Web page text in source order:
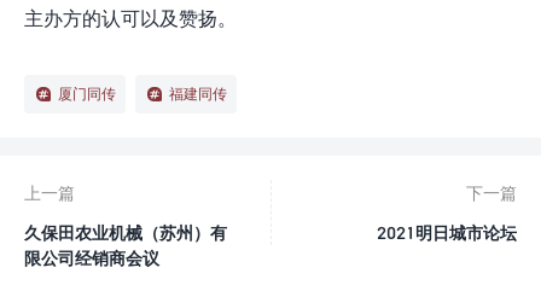
主办方的认可以及赞扬。
厦门同传 福建同传
上一篇
久保田农业机械（苏州）有
限公司经销商会议
下一篇
2021明日城市论坛